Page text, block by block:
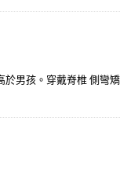
男孩。穿戴脊椎 側彎